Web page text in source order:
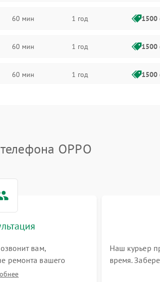
60 мин 1 год 1500
60 мин 1 год 1500
60 мин 1 год 1500
60 мин
OPPO
вам,
ремонта вашего
на все ваши вопросы.
Наш курьер
время.
склад для